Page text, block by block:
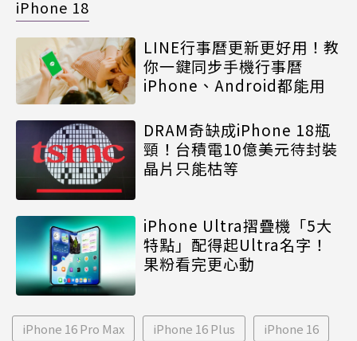
iPhone 18
LINE行事曆更新更好用！教
你一鍵同步手機行事曆
iPhone、Android都能用
DRAM奇缺成iPhone 18瓶
頸！台積電10億美元待封裝
晶片只能枯等
iPhone Ultra摺疊機「5大
特點」配得起Ultra名字！
果粉看完更心動
iPhone 16 Pro Max iPhone 16 Plus iPhone 16